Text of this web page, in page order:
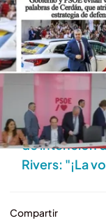
Déborah De
06 AGO 2025
La influencer
Los
de intención
Rivers: "¡La
Compartir